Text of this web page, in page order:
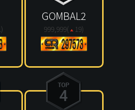
)
GOMBAL2
999,999( 19)